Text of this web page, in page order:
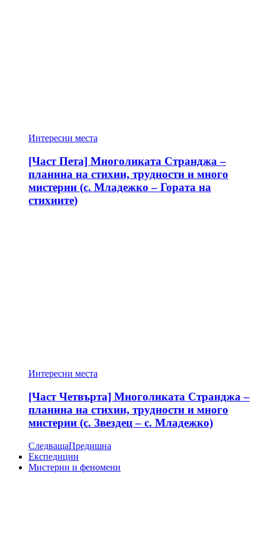
Интересни места
[Част Пета] Многоликата Странджа –
планина на стихии, трудности и много
мистерии (с. Младежко – Гората на
стихиите)
Интересни места
[Част Четвърта] Многоликата Странджа –
планина на стихии, трудности и много
мистерии (с. Звездец – с. Младежко)
СледващаПредишна
Експедиции
Мистерии и феномени